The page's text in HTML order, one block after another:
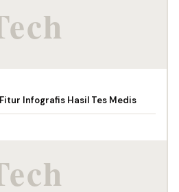
Infografis Hasil Tes Medis